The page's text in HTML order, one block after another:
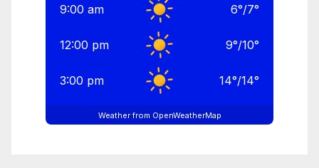
9:00 am 6°/7°
12:00 pm 9°/10°
3:00 pm 14°/14°
Weather from OpenWeatherMap